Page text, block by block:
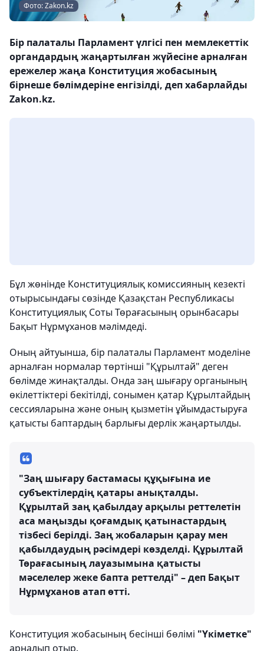
Фото: Zakon.kz
Бір палаталы Парламент үлгісі пен мемлекеттік
органдардың жаңартылған жүйесіне арналған
ережелер жаңа Конституция жобасының
бірнеше бөлімдеріне енгізілді, деп хабарлайды
Zakon.kz.
Бұл жөнінде Конституциялық комиссияның кезекті
отырысындағы сөзінде Қазақстан Республикасы
Конституциялық Соты Төрағасының орынбасары
Бақыт Нұрмұханов мәлімдеді.
Оның айтуынша, бір палаталы Парламент моделіне
арналған нормалар төртінші "Құрылтай" деген
бөлімде жинақталды. Онда заң шығару органының
өкілеттіктері бекітілді, сонымен қатар Құрылтайдың
сессияларына және оның қызметін ұйымдастыруға
қатысты баптардың барлығы дерлік жаңартылды.
"Заң шығару бастамасы құқығына ие
субъектілердің қатары анықталды.
Құрылтай заң қабылдау арқылы реттелетін
аса маңызды қоғамдық қатынастардың
тізбесі берілді. Заң жобаларын қарау мен
қабылдаудың рәсімдері көзделді. Құрылтай
Төрағасының лауазымына қатысты
мәселелер жеке бапта реттелді" – деп Бақыт
Нұрмұханов атап өтті.
Конституция жобасының бесінші бөлімі "Үкіметке"
арналып отыр.